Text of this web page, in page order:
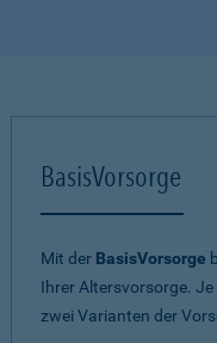
BasisVorsorge
Mit der BasisVorsorge
Ihrer Altersvorsorge.
zwei Varianten der